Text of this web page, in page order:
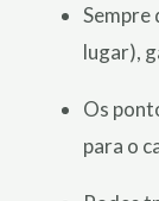
Sempre
lugar),
Os
para o